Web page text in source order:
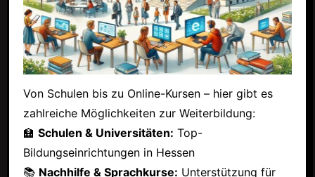
Von Schulen bis zu Online-Kursen – hier gibt es
zahlreiche Möglichkeiten zur Weiterbildung:
🏫 Schulen & Universitäten: Top-
Bildungseinrichtungen in Hessen
📚 Nachhilfe & Sprachkurse: Unterstützung für